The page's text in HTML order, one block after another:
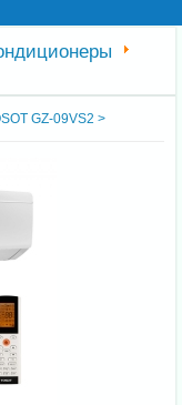
GZ-09VS2 >